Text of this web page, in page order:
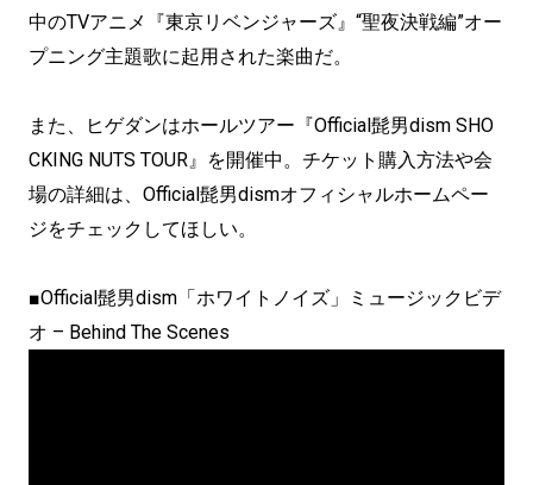
中のTVアニメ『東京リベンジャーズ』“聖夜決戦編”オー
プニング主題歌に起用された楽曲だ。
また、ヒゲダンはホールツアー『Official髭男dism SHO
CKING NUTS TOUR』を開催中。チケット購入方法や会
場の詳細は、Official髭男dismオフィシャルホームペー
ジをチェックしてほしい。
■Official髭男dism「ホワイトノイズ」ミュージックビデ
オ – Behind The Scenes